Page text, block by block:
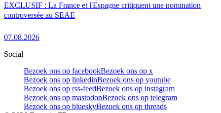
EXCLUSIF : La France et l'Espagne critiquent une nomination
controversée au SEAE
07.08.2026
Social
Bezoek ons op facebookBezoek ons op x
Bezoek ons op linkedinBezoek ons op youtube
Bezoek ons op rss-feedBezoek ons op instagram
Bezoek ons op mastodonBezoek ons op telegram
Bezoek ons op blueskyBezoek ons op threads